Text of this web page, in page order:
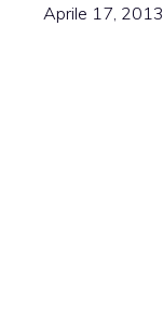
Aprile 17, 2013